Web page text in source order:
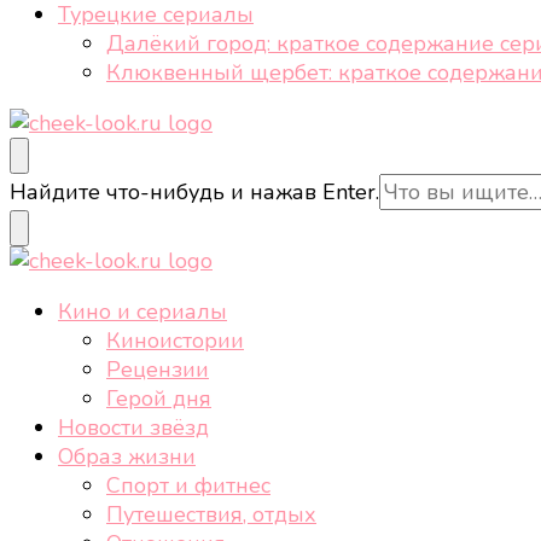
Турецкие сериалы
Далёкий город: краткое содержание
Клюквенный щербет: краткое
cheek-look.ru
Женский сайт о звездах и кино, а также трендах,
Ищите
что-
то?
Найдите что-нибудь и нажав Enter.
cheek-look.ru
Женский сайт о звездах и кино, а также трендах,
Кино и сериалы
Киноистории
Рецензии
Герой дня
Новости звёзд
Образ жизни
Спорт и фитнес
Путешествия, отдых